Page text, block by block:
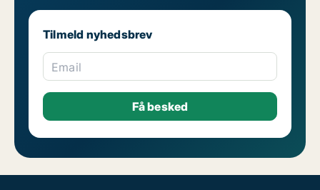
Tilmeld nyhedsbrev
Email